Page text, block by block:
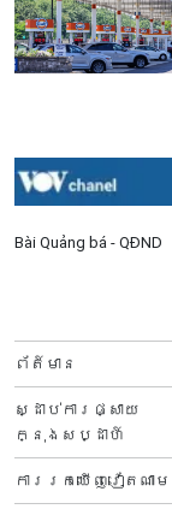
Bài Quảng bá - QĐND
ព័ត៍មាន
ស្ដាប់ការផ្សាយ
ក្នុងសប្ដាហ៍
ការរកឃើញវៀតណាម